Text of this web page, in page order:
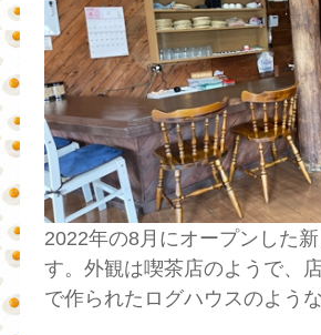
2022年の8月にオープンした
す。外観は喫茶店のようで、
で作られたログハウスのよう